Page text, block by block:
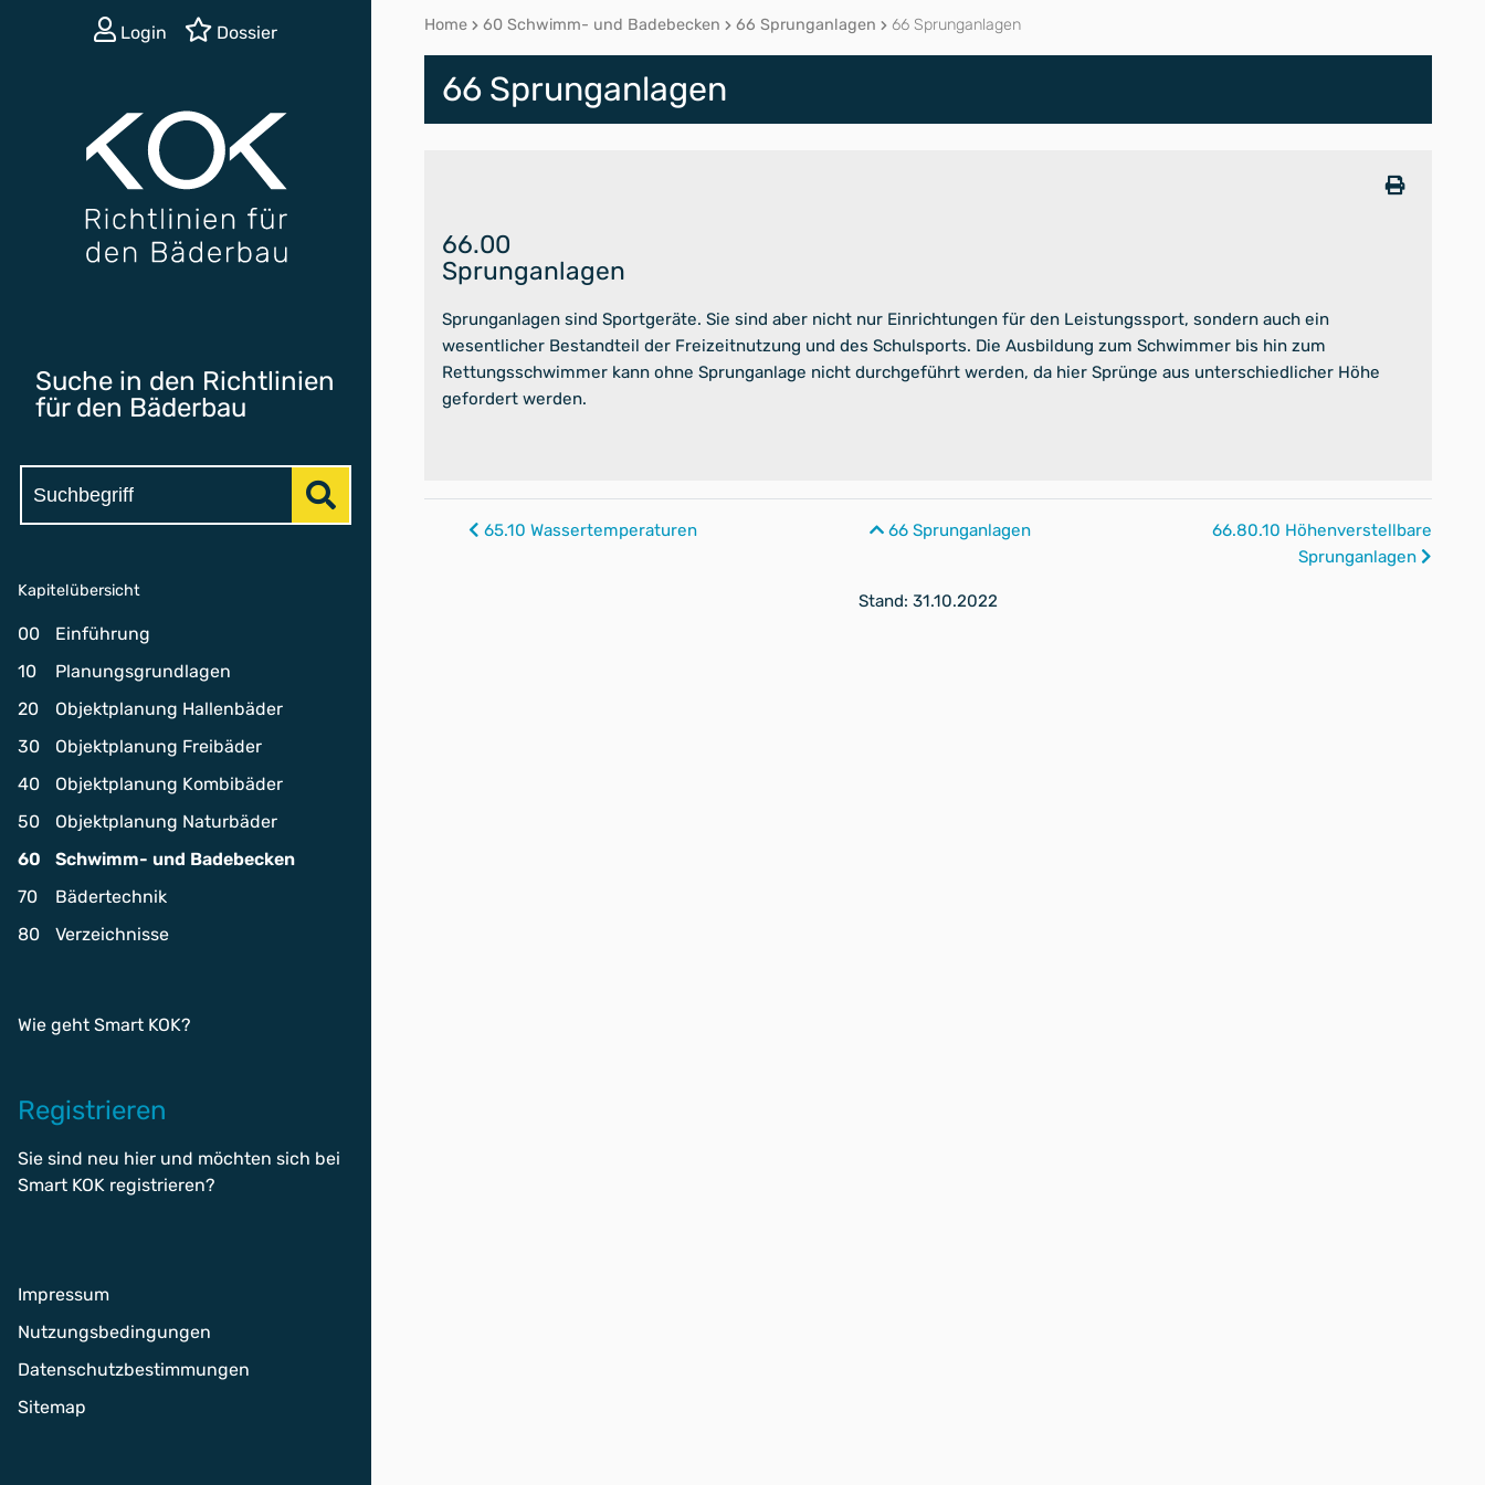
Login Dossier
Suche in den Richtlinien
für den Bäderbau
Kapitelübersicht
00
Einführung
10
Planungsgrundlagen
20
Objektplanung Hallenbäder
30
Objektplanung Freibäder
40
Objektplanung Kombibäder
50
Objektplanung Naturbäder
60
Schwimm- und Badebecken
70
Bädertechnik
80
Verzeichnisse
Wie geht Smart KOK?
Registrieren
Sie sind neu hier und möchten sich bei
Smart KOK registrieren?
Impressum
Nutzungsbedingungen
Datenschutzbestimmungen
Sitemap
Home 60 Schwimm- und Badebecken 66 Sprunganlagen 66 Sprunganlagen
66 Sprunganlagen
66.00
Sprunganlagen
Sprunganlagen sind Sportgeräte. Sie sind aber nicht nur Einrichtungen für den Leistungssport, sondern auch ein
wesentlicher Bestandteil der Freizeitnutzung und des Schulsports. Die Ausbildung zum Schwimmer bis hin zum
Rettungsschwimmer kann ohne Sprunganlage nicht durchgeführt werden, da hier Sprünge aus unterschiedlicher Höhe
gefordert werden.
65.10 Wassertemperaturen 66 Sprunganlagen
66.80.10 Höhenverstellbare
Sprunganlagen
Stand: 31.10.2022